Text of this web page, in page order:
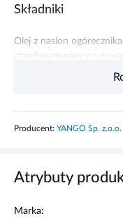
Składniki
Olej z nasion
standaryzowany na
linolenowy), gliceryna,
Producent: YANGO Sp. z.o.o.
Atrybuty
Marka: